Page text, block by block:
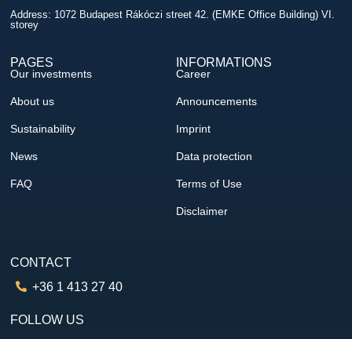
Address: 1072 Budapest Rákóczi street 42. (EMKE Office Building) VI.
storey
PAGES
Our investments
About us
Sustainability
News
FAQ
INFORMATIONS
Career
Announcements
Imprint
Data protection
Terms of Use
Disclaimer
CONTACT
+36 1 413 27 40
FOLLOW US